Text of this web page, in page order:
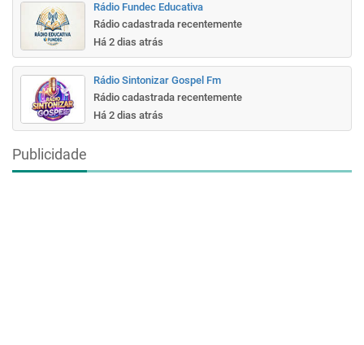
Rádio Fundec Educativa
Rádio cadastrada recentemente
Há 2 dias atrás
Rádio Sintonizar Gospel Fm
Rádio cadastrada recentemente
Há 2 dias atrás
Publicidade